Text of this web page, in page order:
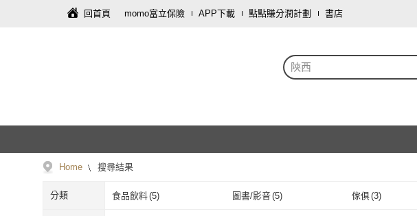
回首頁 momo富立保險 APP下載 點點賺分潤計劃 書店
陝西
Home 搜尋結果
分類 食品飲料(5) 圖書/影音(5) 傢俱(3)